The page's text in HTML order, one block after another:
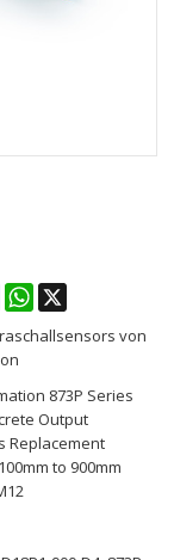
MastodonWhatsApp
von
873P Series
Output
Replacement
to 900mm